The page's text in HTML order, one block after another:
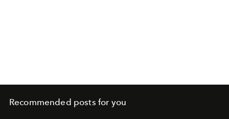
Recommended posts for you